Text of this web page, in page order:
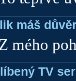
máš
mého
TV